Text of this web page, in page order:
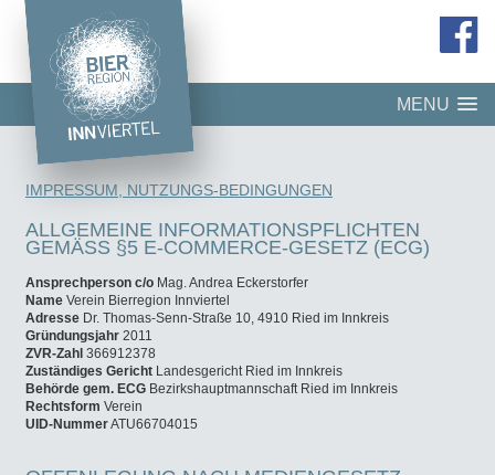
MENU
IMPRESSUM, NUTZUNGS-BEDINGUNGEN
ALLGEMEINE INFORMATIONSPFLICHTEN
GEMÄSS §5 E-COMMERCE-GESETZ (ECG)
Ansprechperson c/o Mag. Andrea Eckerstorfer
Name Verein Bierregion Innviertel
Adresse Dr. Thomas-Senn-Straße 10, 4910 Ried im Innkreis
Gründungsjahr 2011
ZVR-Zahl 366912378
Zuständiges Gericht Landesgericht Ried im Innkreis
Behörde gem. ECG Bezirkshauptmannschaft Ried im Innkreis
Rechtsform Verein
UID-NummerATU66704015